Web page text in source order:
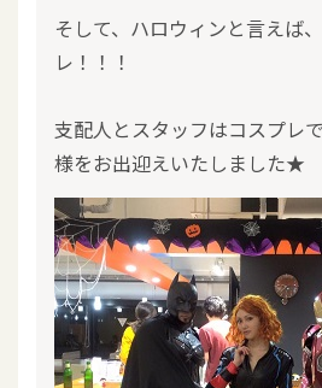
そして、ハロウィンと言えば
レ！！！
支配人とスタッフはコスプレ
様をお出迎えいたしました★